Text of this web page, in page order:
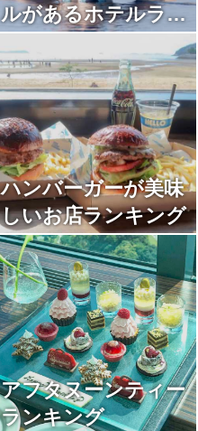
ルがあるホテルラン
ハンバーガーが美味
しいお店ランキング
アフタヌーンティー
ランキング